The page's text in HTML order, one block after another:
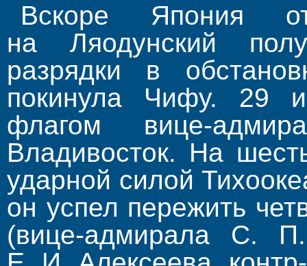
Вскоре Япония
на Ляодунский
разрядки в
покинула Чифу. 29
флагом вице-
Владивосток. На
ударной силой
он успел пережить
(вице-адмирала С.